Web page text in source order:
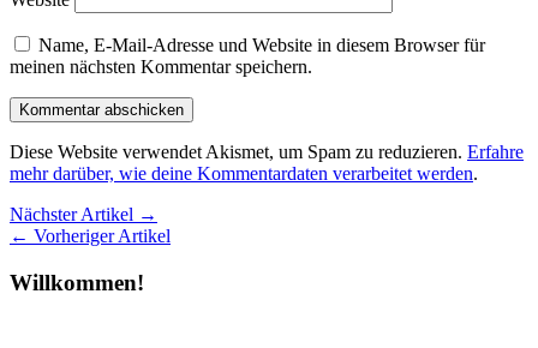
Name, E-Mail-Adresse und Website in diesem Browser für
meinen nächsten Kommentar speichern.
Diese Website verwendet Akismet, um Spam zu reduzieren. Erfahre
mehr darüber, wie deine Kommentardaten verarbeitet werden.
Nächster Artikel →
← Vorheriger Artikel
Willkommen!